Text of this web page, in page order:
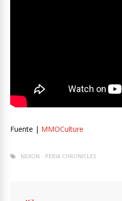
Fuente | MMOCulture
NEXON PERIA CHRONICLES